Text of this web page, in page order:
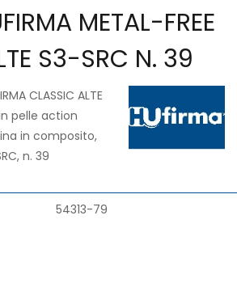
METAL-FREE
S3-SRC N. 39
CLASSIC ALTE
pelle action
in composito,
n. 39
54313-79